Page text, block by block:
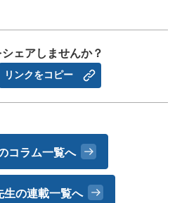
ェアしませんか？
リンクをコピー
コラム一覧へ
生の連載一覧へ